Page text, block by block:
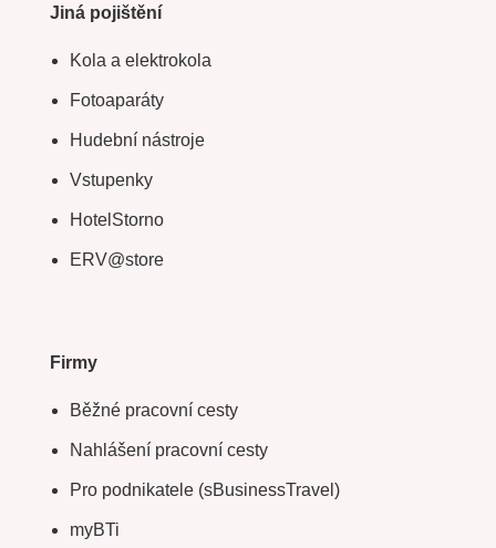
Jiná pojištění
Kola a elektrokola
Fotoaparáty
Hudební nástroje
Vstupenky
HotelStorno
ERV@store
Firmy
Běžné pracovní cesty
Nahlášení pracovní cesty
Pro podnikatele (sBusinessTravel)
myBTi